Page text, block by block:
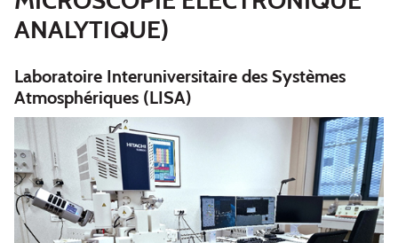
ANALYTIQUE)
Laboratoire Interuniversitaire des Systèmes
Atmosphériques (LISA)